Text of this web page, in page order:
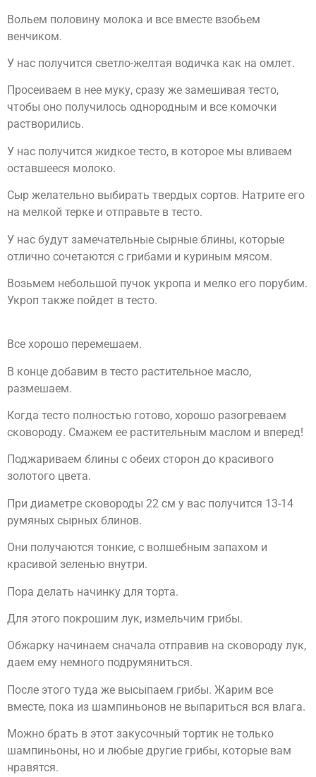
Вольем половину молока и все вместе взобьем
венчиком.
У нас получится светло-желтая водичка как на омлет.
Просеиваем в нее муку, сразу же замешивая тесто,
чтобы оно получилось однородным и все комочки
растворились.
У нас получится жидкое тесто, в которое мы вливаем
оставшееся молоко.
Сыр желательно выбирать твердых сортов. Натрите его
на мелкой терке и отправьте в тесто.
У нас будут замечательные сырные блины, которые
отлично сочетаются с грибами и куриным мясом.
Возьмем небольшой пучок укропа и мелко его порубим.
Укроп также пойдет в тесто.
Все хорошо перемешаем.
В конце добавим в тесто растительное масло,
размешаем.
Когда тесто полностью готово, хорошо разогреваем
сковороду. Смажем ее растительным маслом и вперед!
Поджариваем блины с обеих сторон до красивого
золотого цвета.
При диаметре сковороды 22 см у вас получится 13-14
румяных сырных блинов.
Они получаются тонкие, с волшебным запахом и
красивой зеленью внутри.
Пора делать начинку для торта.
Для этого покрошим лук, измельчим грибы.
Обжарку начинаем сначала отправив на сковороду лук,
даем ему немного подрумяниться.
После этого туда же высыпаем грибы. Жарим все
вместе, пока из шампиньонов не выпариться вся влага.
Можно брать в этот закусочный тортик не только
шампиньоны, но и любые другие грибы, которые вам
нравятся.